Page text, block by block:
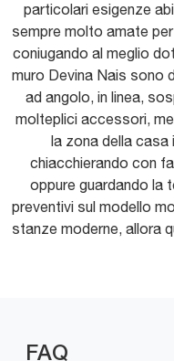
particolari esigenze
sempre molto amate
coniugando al meglio
muro Devina Nais sono
ad angolo, in linea,
molteplici accessori,
la zona della casa
chiacchierando con
oppure guardando la
preventivi sul modello
stanze moderne, allora
FAQ